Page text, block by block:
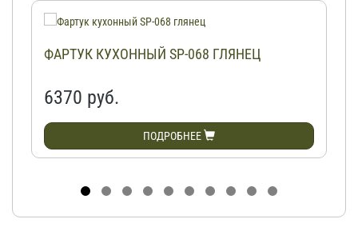
ФАРТУК КУХОННЫЙ SP-068 ГЛЯНЕЦ
6370 руб.
ПОДРОБНЕЕ